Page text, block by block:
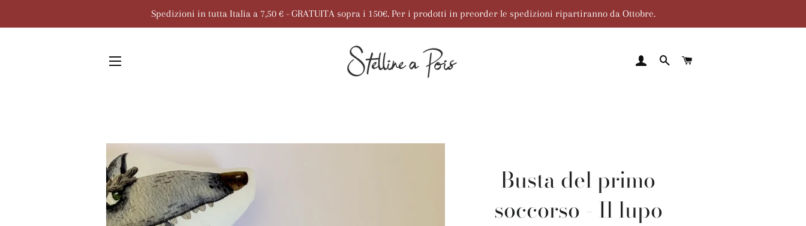
Spedizioni in tutta Italia a 7,50 € - GRATUITA sopra i 150€. Per i prodotti in preorder le spedizioni ripartiranno da Ottobre.
ACCEDICERCA
Busta del primo
soccorso - Il lupo